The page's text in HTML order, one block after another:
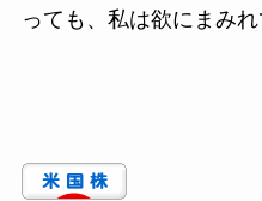
っても、私は欲にまみ